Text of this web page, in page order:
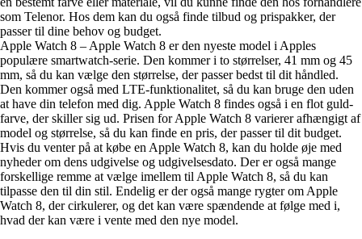
som Telenor. Hos dem kan du også finde tilbud og prispakker, der
passer til dine behov og budget.
Apple Watch 8 – Apple Watch 8 er den nyeste model i Apples
populære smartwatch-serie. Den kommer i to størrelser, 41 mm og 45
mm, så du kan vælge den størrelse, der passer bedst til dit håndled.
Den kommer også med LTE-funktionalitet, så du kan bruge den uden
at have din telefon med dig. Apple Watch 8 findes også i en flot guld-
farve, der skiller sig ud. Prisen for Apple Watch 8 varierer afhængigt af
model og størrelse, så du kan finde en pris, der passer til dit budget.
Hvis du venter på at købe en Apple Watch 8, kan du holde øje med
nyheder om dens udgivelse og udgivelsesdato. Der er også mange
forskellige remme at vælge imellem til Apple Watch 8, så du kan
tilpasse den til din stil. Endelig er der også mange rygter om Apple
Watch 8, der cirkulerer, og det kan være spændende at følge med i,
hvad der kan være i vente med den nye model.